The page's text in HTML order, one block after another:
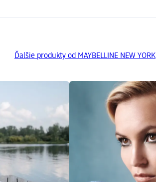
Ďalšie produkty od MAYBELLINE NEW YORK